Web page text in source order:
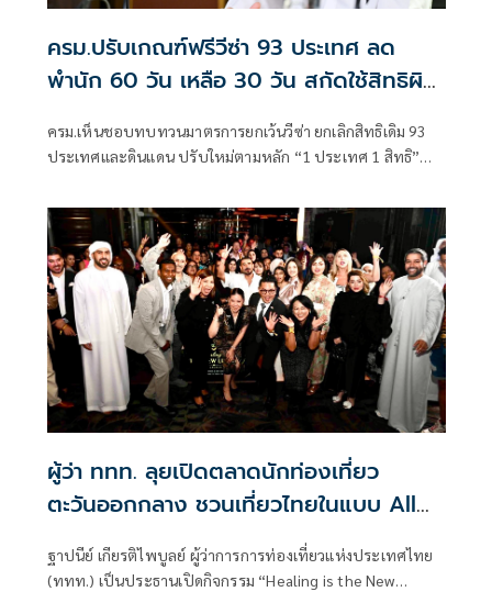
ครม.ปรับเกณฑ์ฟรีวีซ่า 93 ประเทศ ลด
พำนัก 60 วัน เหลือ 30 วัน สกัดใช้สิทธิผิด
วัตถุประสงค์
ครม.เห็นชอบทบทวนมาตรการยกเว้นวีซ่า ยกเลิกสิทธิเดิม 93
ประเทศและดินแดน ปรับใหม่ตามหลัก “1 ประเทศ 1 สิทธิ”
ผู้ว่า ททท. ลุยเปิดตลาดนักท่องเที่ยว
ตะวันออกกลาง ชวนเที่ยวไทยในแบบ All
ฐาปนีย์ เกียรติไพบูลย์ ผู้ว่าการการท่องเที่ยวแห่งประเทศไทย
(ททท.) เป็นประธานเปิดกิจกรรม “Healing is the New